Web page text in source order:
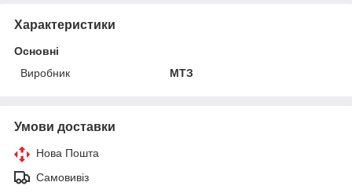
Характеристики
Основні
Виробник
МТЗ
Умови доставки
Нова Пошта
Самовивіз